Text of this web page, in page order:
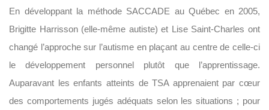
En développant la méthode SACCADE au Québec en 2005,
Brigitte Harrisson (elle-même autiste) et Lise Saint-Charles ont
changé l’approche sur l’autisme en plaçant au centre de celle-ci
le développement personnel plutôt que l’apprentissage.
Auparavant les enfants atteints de TSA apprenaient par cœur
des comportements jugés adéquats selon les situations ; pour